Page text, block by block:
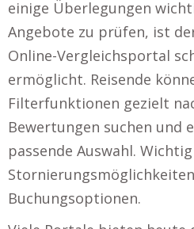
einige Überlegungen
Angebote zu prüfen, ist
Online-Vergleichsportal
ermöglicht. Reisende
Filterfunktionen gezielt
Bewertungen suchen und
passende Auswahl.
Buchungsoptionen.